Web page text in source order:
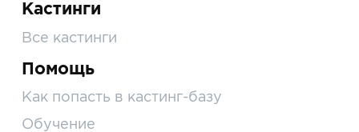
Кастинги
Все кастинги
Помощь
Как попасть в кастинг-базу
Обучение